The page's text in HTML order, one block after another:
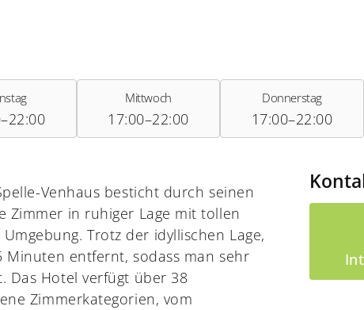
Mittwoch
17:00–22:00
Donnerstag
17:00–22:00
Venhaus besticht durch seinen
Zimmer in ruhiger Lage mit tollen
Trotz der idyllischen Lage,
entfernt, sodass man sehr
Das Hotel verfügt über 38
Zimmerkategorien, vom